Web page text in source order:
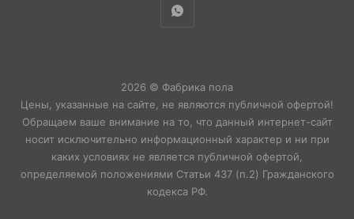
2026 © Фабрика пола
Цены, указанные на сайте, не являются публичной офертой!
Обращаем ваше внимание на то, что данный интернет-сайт
носит исключительно информационный характер и ни при
каких условиях не является публичной офертой,
определяемой положениями Статьи 437 (п.2) Гражданского
кодекса РФ.